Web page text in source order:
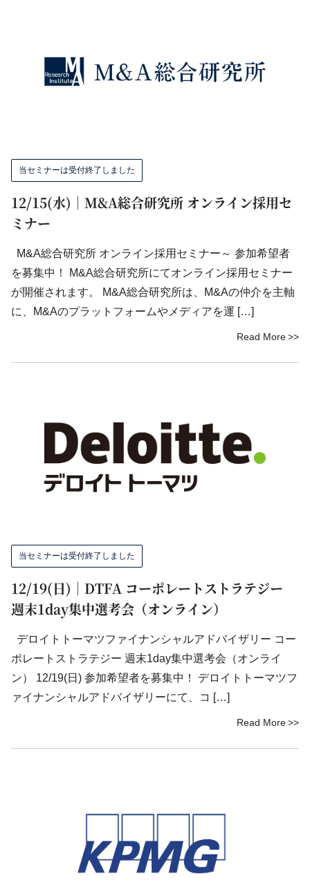
当セミナーは受付終了しました
12/15(水)｜M&A総合研究所 オンライン採用セ
ミナー
M&A総合研究所 オンライン採用セミナー～ 参加希望者
を募集中！ M&A総合研究所にてオンライン採用セミナー
が開催されます。 M&A総合研究所は、M&Aの仲介を主軸
に、M&Aのプラットフォームやメディアを運 […]
Read More
当セミナーは受付終了しました
12/19(日)｜DTFA コーポレートストラテジー
週末1day集中選考会（オンライン）
デロイトトーマツファイナンシャルアドバイザリー コー
ポレートストラテジー 週末1day集中選考会（オンライ
ン） 12/19(日) 参加希望者を募集中！ デロイトトーマツフ
ァイナンシャルアドバイザリーにて、コ […]
Read More